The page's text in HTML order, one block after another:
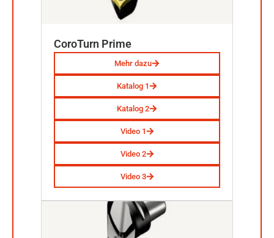
CoroTurn Prime
Mehr dazu
Katalog 1
Katalog 2
Video 1
Video 2
Video 3